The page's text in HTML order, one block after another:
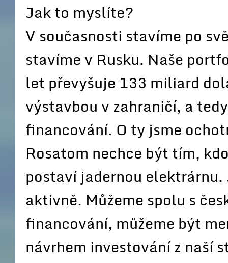
Jak to myslíte?
V současnosti stavíme po
stavíme v Rusku. Naše
let převyšuje 133 miliard
výstavbou v zahraničí, a
financování. O ty jsme
Rosatom nechce být tím,
postaví jadernou
aktivně. Můžeme spolu s
financování, můžeme být
návrhem investování z naší